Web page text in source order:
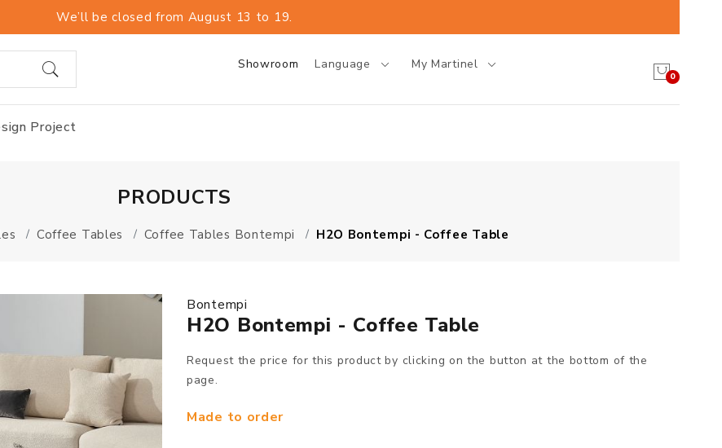
We’ll be closed from August 13 to 19.
Showroom Language My Martinel
0
Project
PRODUCTS
Coffee Tables Coffee Tables Bontempi H2O Bontempi - Coffee Table
Bontempi
H2O Bontempi - Coffee Table
Request the price for this product by clicking on the button at the bottom of the
page.
Made to order